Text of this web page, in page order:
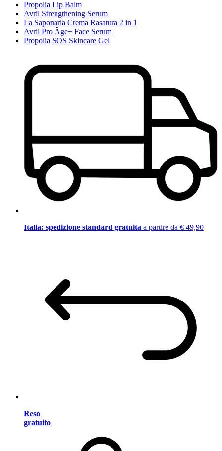
Propolia Lip Balm
Avril Strengthening Serum
La Saponaria Crema Rasatura 2 in 1
Avril Pro Âge+ Face Serum
Propolia SOS Skincare Gel
Italia: spedizione standard gratuita a partire da € 49,90
Reso
gratuito